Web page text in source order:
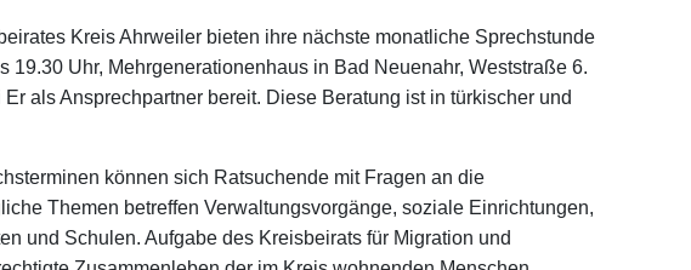
Kreis Ahrweiler bieten ihre nächste monatliche Sprechstunde
19.30 Uhr, Mehrgenerationenhaus in Bad Neuenahr, Weststraße 6.
als Ansprechpartner bereit. Diese Beratung ist in türkischer und
können sich Ratsuchende mit Fragen an die
Themen betreffen Verwaltungsvorgänge, soziale Einrichtungen,
und Schulen. Aufgabe des Kreisbeirats für Migration und